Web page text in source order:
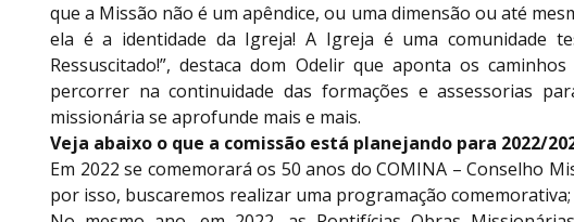
que a Missão não é um apêndice, ou uma dimensão ou até
ela é a identidade da Igreja! A Igreja é uma comunidade
Ressuscitado!”, destaca dom Odelir que aponta os
percorrer na continuidade das formações e assessorias
missionária se aprofunde mais e mais.
Veja abaixo o que a comissão está planejando para 2022/
Em 2022 se comemorará os 50 anos do COMINA – Conselho
por isso, buscaremos realizar uma programação comemorativa;